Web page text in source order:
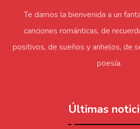
Te damos la bienvenida a un
canciones románticas, de
positivos, de sueños y anhelos, de
poesía.
Últimas